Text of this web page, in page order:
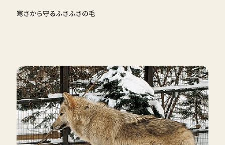
寒さから守るふさふさの毛